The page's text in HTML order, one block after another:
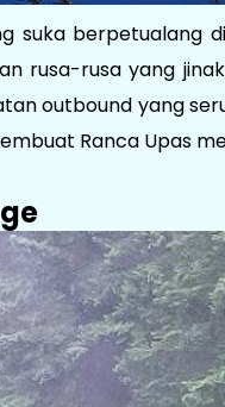
suka berpetualang
rusa-rusa yang
outbound yang
Ranca Upas